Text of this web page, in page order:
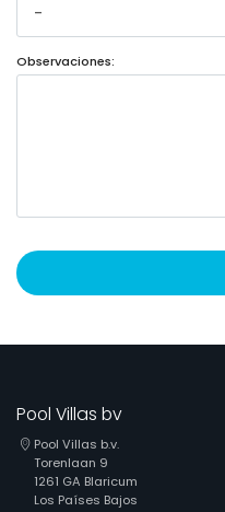
-
Observaciones:
Pool Villas bv
Pool Villas b.v.
Torenlaan 9
1261 GA Blaricum
Los Países Bajos